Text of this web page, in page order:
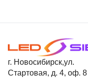
г. Новосибирск,ул.
Стартовая, д. 4, оф. 8